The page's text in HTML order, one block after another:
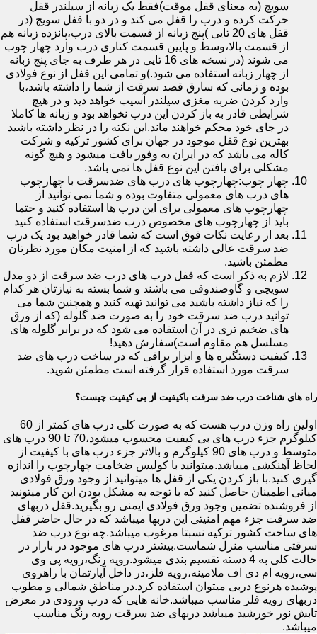
سویچ (به معنای قفل موقت)فقط یک زبانه از سیلندر قفل
حرکت کرده و درب را قفل می کند و در دو با قفل سویچ (در
قفل های 20 تایی )پنج زبانه از قسمت بالای درب،پانزده زبانه هم
از قسمت بالا،وسط و پایین قسمت کناری درب وارد چهار چوب
می شوند (در نسخه های 16 تایی در هر طرف به جای پنج زبانه
از چهار زبانه استفاده می شود.)و تمامی این قفل از نوع فولادی
بوده و زمانی که سارق قصد سرقت از شما را داشته باشد،با
وارد کردن ضربه مغزی سیلندر آسیب خواهد دید و در هیچ
شرایطی قادر به باز کردن این درب نخواهد بود و زبانه ها کاملا
در جای خود محکم خواهند ماند.این نکته را در نظر داشته باشید
بهترین نوع قفل موجود در جهان برای کشور ترکیه و شرکت
کاله می باشد که در ایران به وفور یافت میشود و هیچ گونه
مشکلی برای یافتن این نوع قفل ها نمی باشد.
چهار چوب:چهارچوب های درب های ضدسرقت با چهارچوب
های درب های معمولی متفاوت بوده و شما نمی توانید از
چهارچوب های معمولی برای این درب ها استفاده کنید و حتما
باید از چهارچوب های مخصوص درب ضدسرقت استفاده کنید
بعد از رعایت نکات فوق است که شما قادر خواهید بود یک درب
ضد سرقت عالی داشته باشید که از امنیت مکان مورد نظرتان
مطمئن باشید.
لازم به ذکر است که قفل درب های درب ضد سرقت از دو مدل
سویچی و گاوصندوقی می باشند و شما بسته به نیازتان هر کدام
را که نیاز داشته باشید می توانید تهیه کنید و همچنین شما می
توانید درب ضد سرقت خود را به صورت ضد گلوله (که از ورق
های ضخیم تری در آن استفاده می شود که در برابر گلوله های
مسلسل هم مقاوم است)سفارش دهید!
کیفیت دستگیره ها و ابزار یراقی که در ساخت درب های ضد
سرقت مورد استفاده قرار گرفته است مطمئن شوید.
راه های شناخت درب ضد سرقت باکیفیت از بی کیفیت چیست؟
اولین راه وزن درب هست که به صورت کلی درب های کمتر از 60
کیلوگرم جزء درب های بی کیفیت محسوب میشود،70 تا 90 درب های
متوسط و درب های 90 کیلوگرم و بالاتر جزء درب های با کیفیت از
لحاظ آهنکشی میباشد.میتوانید با کولیس ضخامت چهارچوب را اندازه
گیری کنید.با باز کردن یکی از قفل ها میتوانید از وجود ورق فولادی
میانی اطمینان حاصل کنید که با توجه به مشکل بودن این کار میتونید
از فروشنده تضمین وجود ورق فولادی ایمنی رو بگیرید.قفل دربهای
ضد سرقت جزء مهم امنیتی این دربها میباشد که در حال حاضر قفل
های ساخت کشور ترکیه نسبتا مرغوب میباشد.چه نوع درب ضد
سرقتی مناسب منزل شماست.بیشتر درب های موجود در بازار در
حالت کلی به 4 دسته تقسیم بندی میشود.رویه رنگ،رویه پی وی
سی،رویه ام دی اف ملامینه،رویه فلز،در داخل آپارتمان با راهروی
پوشیده هرنوع دربی میتوان استفاده کرد.در مناطق شمالی و مطوب
دربهای رویه فلز مناسب میباشد.خانه هایی که درب ورودی در معرض
تابش نور خورشید میباشد دربهای ضد سرقت رویه رنگ مناسب
میباشد.